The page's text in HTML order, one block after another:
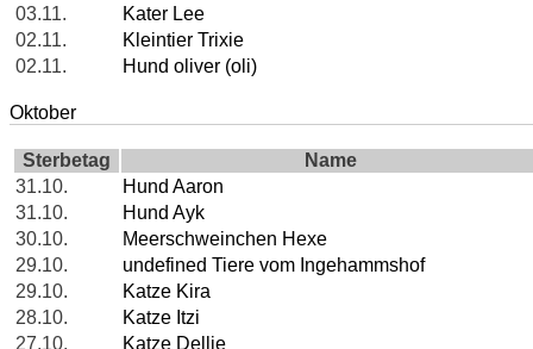
03.11.
Kater Lee
02.11.
Kleintier Trixie
02.11.
Hund oliver (oli)
Oktober
Sterbetag
Name
31.10.
Hund Aaron
31.10.
Hund Ayk
30.10.
Meerschweinchen Hexe
29.10.
undefined Tiere vom Ingehammshof
29.10.
Katze Kira
28.10.
Katze Itzi
27.10.
Katze Dellie